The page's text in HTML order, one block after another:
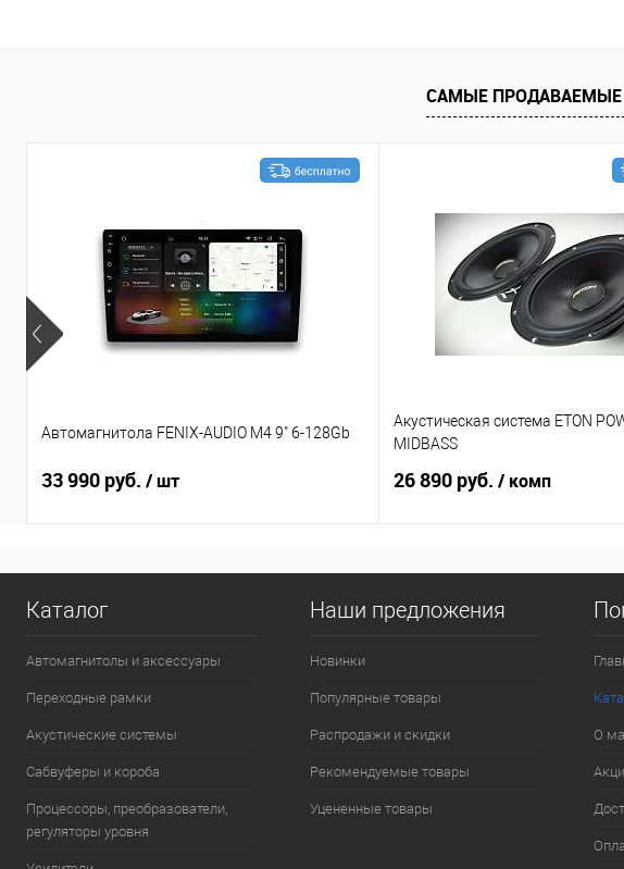
Сравнение В избранное Сравнение В
САМЫЕ
Автомагнитола FENIX-AUDIO M4 9" 6-128Gb
33 990 руб. / шт
Акустическая система ETON
MIDBASS
26 890 руб. / комп
Каталог
Автомагнитолы и аксессуары
Переходные рамки
Акустические системы
Сабвуферы и короба
Процессоры, преобразователи,
регуляторы уровня
Наши предложения
Новинки
Популярные товары
Распродажи и скидки
Рекомендуемые товары
Уцененные товары
О